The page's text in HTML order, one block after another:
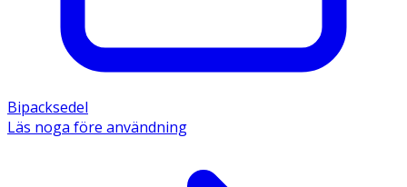
Bipacksedel
Läs noga före användning